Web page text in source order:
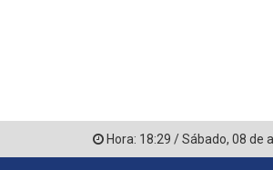
Hora: 18:29 /Sábado, 08 de